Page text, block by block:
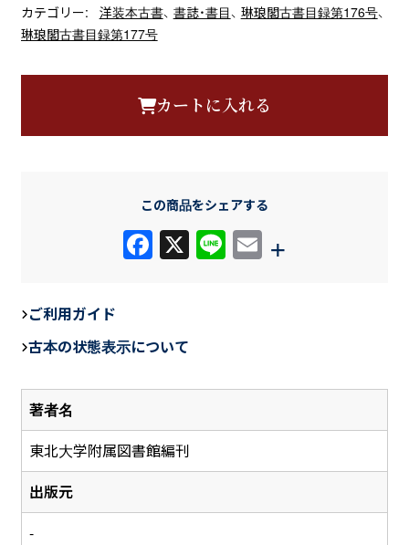
カテゴリー:
洋装本古書、 書誌・書目、 琳琅閣古書目録第176号、
琳琅閣古書目録第177号
著者名
東北大学附属図書館編刊
出版元
-
カートに入れる
この商品をシェアする
F
e
b
o
o
k
X Li E
+
ご利用ガイド
古本の状態表示について